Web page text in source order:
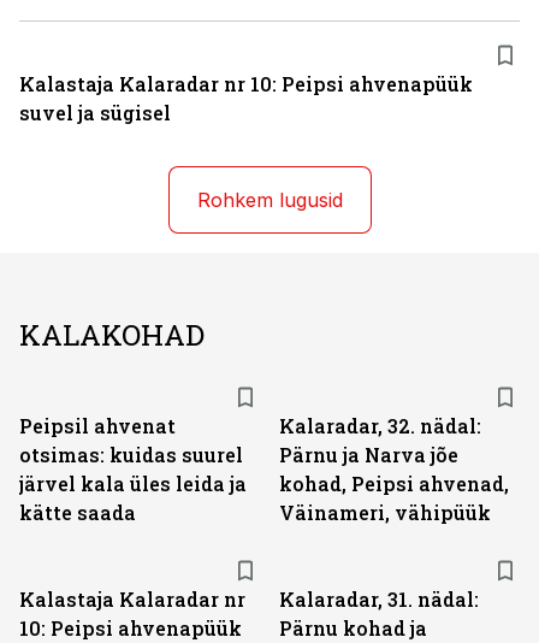
Kalastaja Kalaradar nr 10: Peipsi ahvenapüük
suvel ja sügisel
Rohkem lugusid
KALAKOHAD
Peipsil ahvenat
otsimas: kuidas suurel
järvel kala üles leida ja
kätte saada
Kalaradar, 32. nädal:
Pärnu ja Narva jõe
kohad, Peipsi ahvenad,
Väinameri, vähipüük
Kalastaja Kalaradar nr
10: Peipsi ahvenapüük
Kalaradar, 31. nädal:
Pärnu kohad ja